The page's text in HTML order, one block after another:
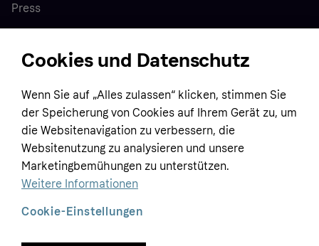
Press
Home
Customer service
Terms & conditions
Privacy policy
Tracking technology notice
Business
Sell with Klarna
Contact us
Global
Cookies und Datenschutz
Wenn Sie auf „Alles zulassen“ klicken, stimmen Sie
der Speicherung von Cookies auf Ihrem Gerät zu, um
die Websitenavigation zu verbessern, die
Websitenutzung zu analysieren und unsere
Marketingbemühungen zu unterstützen.
Weitere Informationen
Cookie-Einstellungen